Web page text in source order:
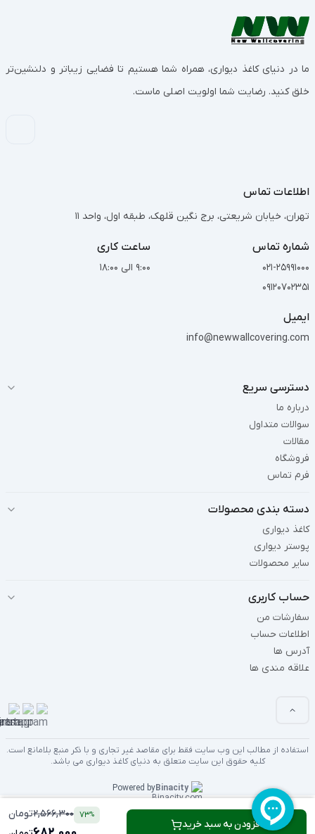
افزودن به سبد خرید
%
73
2,566,300تومان
ما در دنیای کاغذ دیواری، همراه شما هستیم تا فضایی زیباتر و دلنشین‌تر
خلق کنید. رضایت شما اولویت اصلی ماست.
اطلاعات تماس
تهران، خیابان شریعتی، برج نگین قلهک، طبقه اول، واحد 11
شماره تماس
021-25991000
09120702351
ساعت کاری
9:00 الی 18:00
ایمیل
info@newwallcovering.com
دسترسی سریع
درباره ما
سوالات متداول
مقالات
فروشگاه
فرم تماس
دسته بندی محصولات
کاغذ دیواری
پوستر دیواری
سایر محصولات
حساب کاربری
سفارشات من
اطلاعات حساب
آدرس ها
علاقه مندی ها
استفاده از مطالب این وب سایت فقط برای مقاصد غیر تجاری و با ذکر منبع بلامانع است.
کلیه حقوق این سایت متعلق به دنیای کاغذ دیواری می باشد.
Powered byBinacity